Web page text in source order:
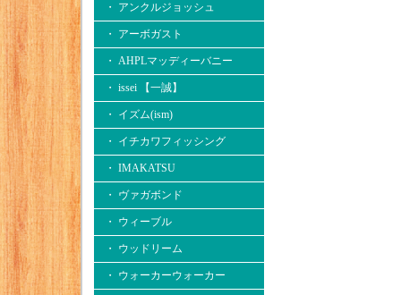
・ アンクルジョッシュ
・ アーボガスト
・ AHPLマッディーバニー
・ issei 【一誠】
・ イズム(ism)
・ イチカワフィッシング
・ IMAKATSU
・ ヴァガボンド
・ ウィーブル
・ ウッドリーム
・ ウォーカーウォーカー